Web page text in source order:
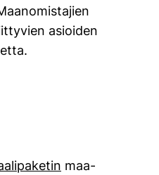
asioiden
maa-